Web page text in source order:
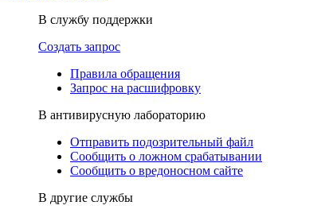
В службу поддержки
Создать запрос
Правила обращения
Запрос на расшифровку
В антивирусную лабораторию
Отправить подозрительный файл
Сообщить о ложном срабатывании
Сообщить о вредоносном сайте
В другие службы